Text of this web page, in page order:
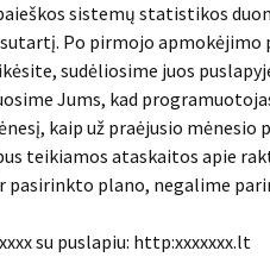
sistemų statistikos
Po pirmojo apmokėjimo
sudėliosime juos
Jums, kad
kaip už praėjusio mėnesio
teikiamos ataskaitos apie
pasirinkto plano, negalime
su puslapiu: http:xxxxxxx.lt